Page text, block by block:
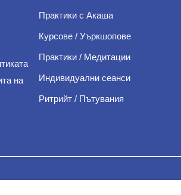
на
Практики с Акаша
Курсове / Уъркшопове
Практики / Медитации
Индивидуални сеанси
Ритрийт / Пътувания